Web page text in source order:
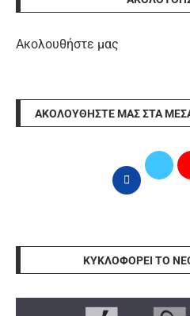
Ακολουθήστε μας
ΑΚΟΛΟΥΘΉΣΤΕ ΜΑΣ ΣΤΑ
ΚΥΚΛΟΦΟΡΕΊ ΤΟ